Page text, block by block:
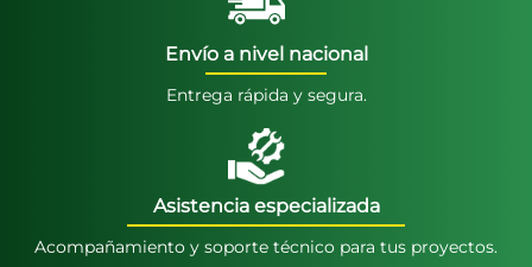
Envío a nivel nacional
Entrega rápida y segura.
Asistencia especializada
Acompañamiento y soporte técnico para tus proyectos.